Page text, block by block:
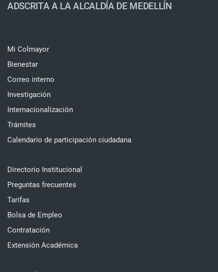
ADSCRITA A LA ALCALDÍA DE MEDELLÍN
Mi Colmayor
Bienestar
Correo interno
Investigación
Internacionalización
Trámites
Calendario de participación ciudadana
Directorio Institucional
Preguntas frecuentes
Tarifas
Bolsa de Empleo
Contratación
Extensión Académica